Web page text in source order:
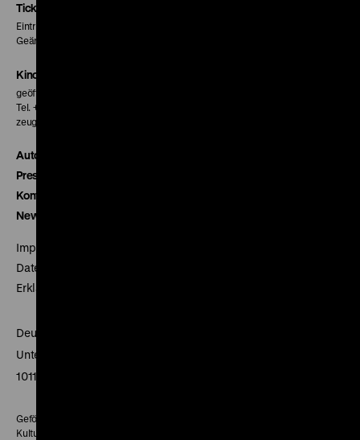
Tickets
Eintritt 5 €
Geänderte Preise sind im Programm vermerkt.
Kinokasse
geöffnet 30 Minuten vor Beginn der ersten Vorstellung
Tel. + 49 30 20304-770
zeughauskino@dhm.de
Autor*innen
Presse
Kontakt
Newsletter
Impressum
Datenschutz
Erklärung digitale Barrierefreiheit
Deutsches Historisches Museum
Unter den Linden 2
10117 Berlin
Gefördert mit Mitteln des Beauftragten der Bundesregierung für
Kultur und Medien